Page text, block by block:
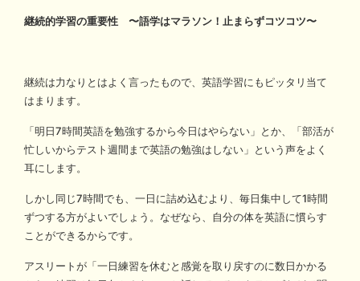
継続的学習の重要性 〜語学はマラソン！止まらずコツコツ〜
継続は力なりとはよく言ったもので、英語学習にもピッタリ当て
はまります。
「明日7時間英語を勉強するから今日はやらない」とか、「部活が
忙しいからテスト週間まで英語の勉強はしない」という声をよく
耳にします。
しかし同じ7時間でも、一日に詰め込むより、毎日集中して1時間
ずつする方がよいでしょう。なぜなら、自分の体を英語に慣らす
ことができるからです。
アスリートが「一日練習を休むと感覚を取り戻すのに数日かかる